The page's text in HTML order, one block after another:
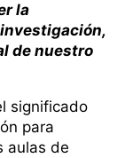
la
de nuestro
significado
para
aulas de